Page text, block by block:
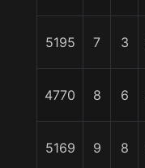
5195 7 3
4770 8 6
5169 9 8